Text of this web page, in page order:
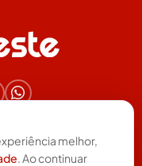
redes!
melhor,
. Ao continuar